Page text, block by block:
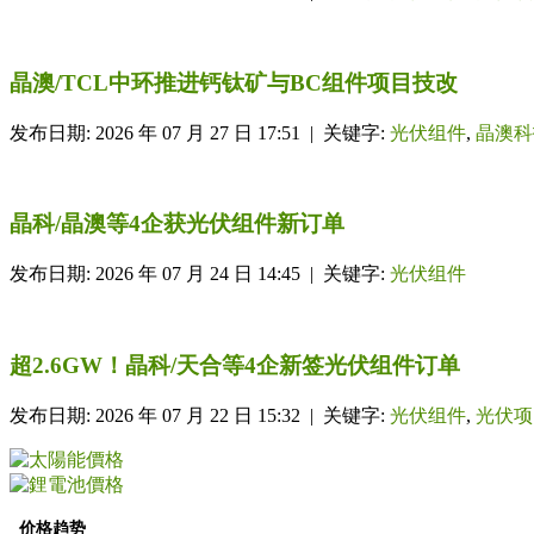
晶澳/TCL中环推进钙钛矿与BC组件项目技改
发布日期: 2026 年 07 月 27 日 17:51 | 关键字: 光伏组件, 晶澳
晶科/晶澳等4企获光伏组件新订单
发布日期: 2026 年 07 月 24 日 14:45 | 关键字: 光伏组件
超2.6GW！晶科/天合等4企新签光伏组件订单
发布日期: 2026 年 07 月 22 日 15:32 | 关键字: 光伏组件, 光伏
价格趋势